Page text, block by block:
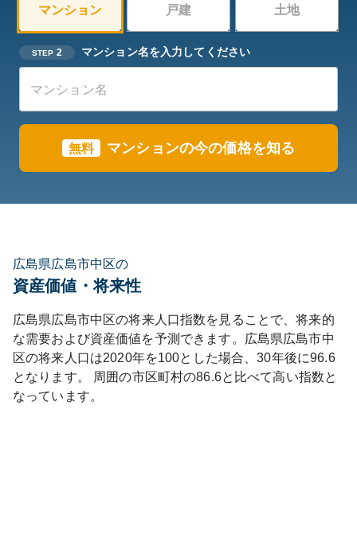
マンション 戸建 土地
STEP 2 マンション名を入力してください
無料 マンションの今の価格を知る
広島県広島市中区の
資産価値・将来性
広島県広島市中区の将来人口指数を見ることで、将来的
な需要および資産価値を予測できます。
広島県広島市中
区の将来人口は2020年を100とした場合、30年後に96.6
となります。
周囲の市区町村の86.6と比べて高い指数と
なっています。